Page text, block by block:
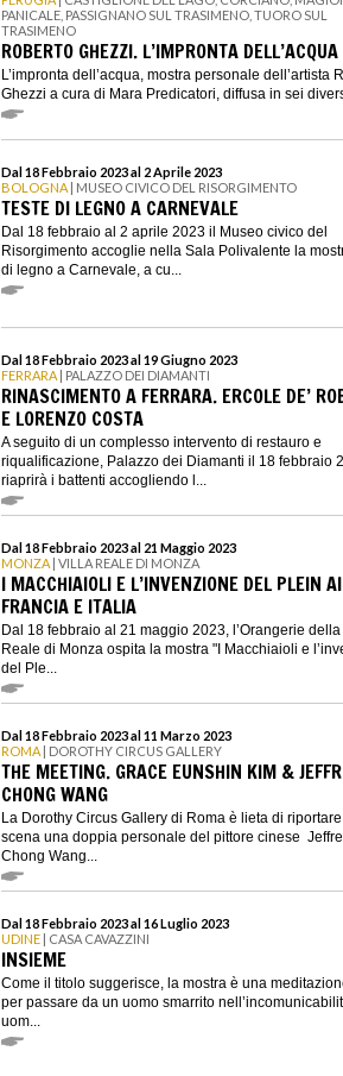
PANICALE, PASSIGNANO SUL TRASIMENO, TUORO SUL
TRASIMENO
ROBERTO GHEZZI. L’IMPRONTA DELL’ACQUA
L’impronta dell’acqua, mostra personale dell’artista
Ghezzi a cura di Mara Predicatori, diffusa in sei
Dal 18 Febbraio 2023 al 2 Aprile 2023
BOLOGNA | MUSEO CIVICO DEL RISORGIMENTO
TESTE DI LEGNO A CARNEVALE
Dal 18 febbraio al 2 aprile 2023 il Museo civico del
Risorgimento accoglie nella Sala Polivalente la
di legno a Carnevale, a cu...
Dal 18 Febbraio 2023 al 19 Giugno 2023
FERRARA | PALAZZO DEI DIAMANTI
RINASCIMENTO A FERRARA. ERCOLE DE’
E LORENZO COSTA
A seguito di un complesso intervento di restauro e
riqualificazione, Palazzo dei Diamanti il 18 febbraio
riaprirà i battenti accogliendo l...
Dal 18 Febbraio 2023 al 21 Maggio 2023
MONZA | VILLA REALE DI MONZA
I MACCHIAIOLI E L’INVENZIONE DEL PLEIN
FRANCIA E ITALIA
Dal 18 febbraio al 21 maggio 2023, l’Orangerie
Reale di Monza ospita la mostra "I Macchiaioli e
del Ple...
Dal 18 Febbraio 2023 al 11 Marzo 2023
ROMA | DOROTHY CIRCUS GALLERY
THE MEETING. GRACE EUNSHIN KIM &
CHONG WANG
La Dorothy Circus Gallery di Roma è lieta di
scena una doppia personale del pittore cinese
Chong Wang...
Dal 18 Febbraio 2023 al 16 Luglio 2023
UDINE | CASA CAVAZZINI
INSIEME
Come il titolo suggerisce, la mostra è una
per passare da un uomo smarrito
uom...